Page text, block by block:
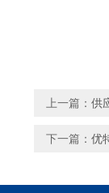
上一篇： 供
下一篇： 优